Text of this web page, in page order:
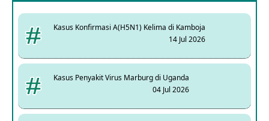
Kasus Konfirmasi A(H5N1) Kelima di Kamboja
14 Jul 2026
Kasus Penyakit Virus Marburg di Uganda
04 Jul 2026